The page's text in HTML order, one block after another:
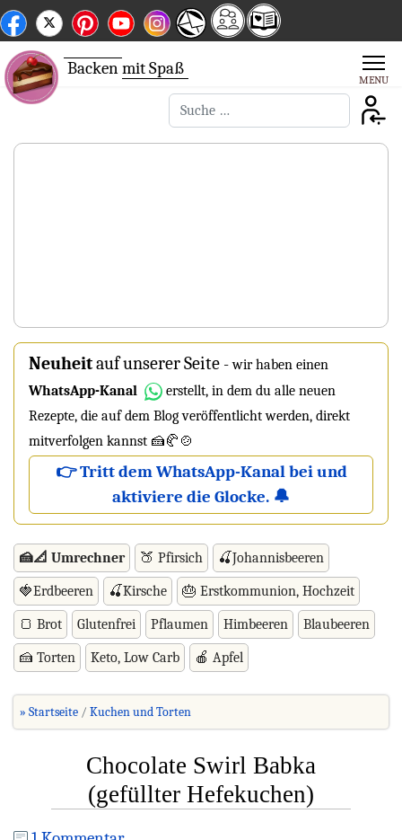
Backenmit Spaß
Suchen
Neuheitauf unserer Seite -wir haben einen
WhatsApp-Kanal
erstellt, in dem du alle neuen
Rezepte, die auf dem Blog veröffentlicht werden, direkt
mitverfolgen kannst 🍰🥐🍲
👉 Tritt dem WhatsApp-Kanal bei und
aktiviere die Glocke. 🔔
🍰📐 Umrechner 🍑 Pfirsich 🍒Johannisbeeren
🍓Erdbeeren 🍒Kirsche 🎂 Erstkommunion, Hochzeit
🍞 Brot Glutenfrei Pflaumen Himbeeren Blaubeeren
🍰 Torten Keto, Low Carb 🍎 Apfel
» Startseite Kuchen und Torten
Chocolate Swirl Babka
(gefüllter Hefekuchen)